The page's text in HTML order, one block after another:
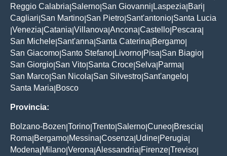
Reggio Calabria Salerno San Giovanni Laspezia Bari
Cagliari San Martino San Pietro Sant'antonio Santa Lucia
Venezia Catania Villanova Ancona Castello Pescara
San Michele Sant'anna Santa Caterina Bergamo
San Giacomo Santo Stefano Livorno Pisa San Biagio
San Giorgio San Vito Santa Croce Selva Parma
San Marco San Nicola San Silvestro Sant'angelo
Santa Maria Bosco
Provincia:
Bolzano-Bozen Torino Trento Salerno Cuneo Brescia
Roma Bergamo Messina Cosenza Udine Perugia
Modena Milano Verona Alessandria Firenze Treviso